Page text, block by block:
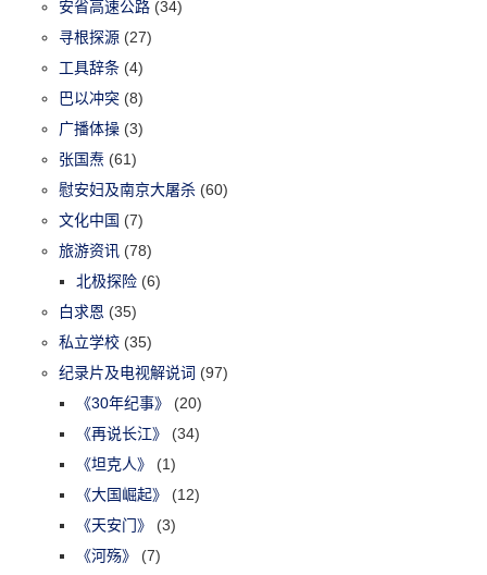
安省高速公路 (34)
寻根探源 (27)
工具辞条 (4)
巴以冲突 (8)
广播体操 (3)
张国焘 (61)
慰安妇及南京大屠杀 (60)
文化中国 (7)
旅游资讯 (78)
北极探险 (6)
白求恩 (35)
私立学校 (35)
纪录片及电视解说词 (97)
《30年纪事》
(20)
《再说长江》
(34)
《坦克人》
(1)
《大国崛起》
(12)
《天安门》
(3)
《河殇》
(7)